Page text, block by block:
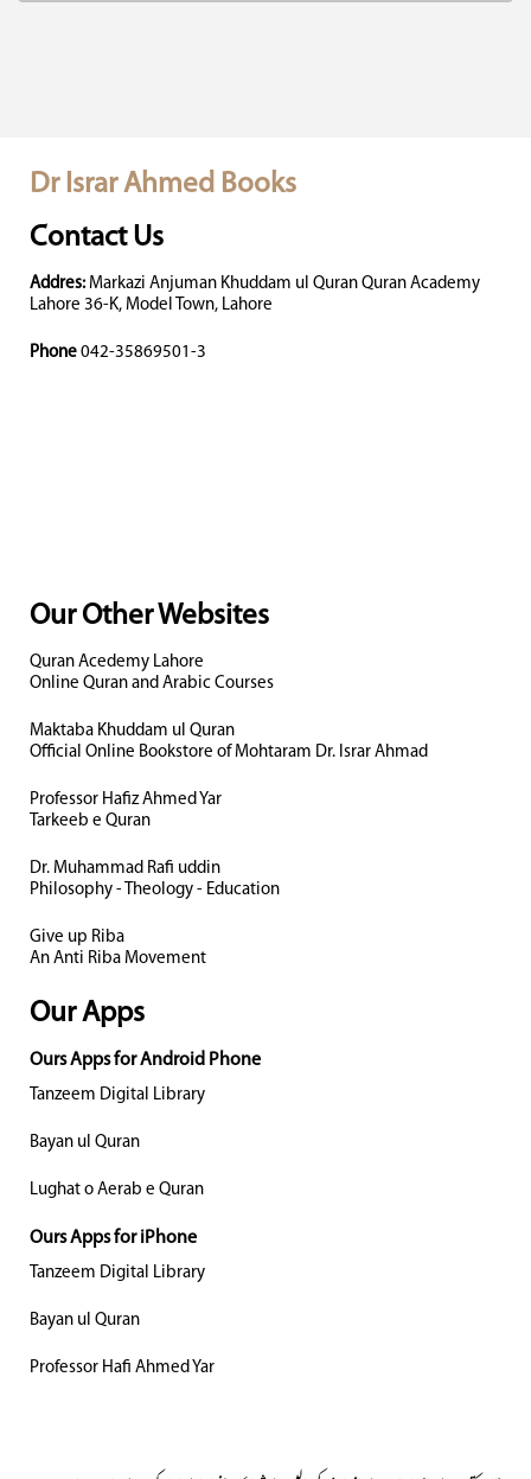
Dr Israr Ahmed Books
Contact Us
Addres: Markazi Anjuman Khuddam ul Quran Quran Academy
Lahore 36-K, Model Town, Lahore
Phone 042-35869501-3
Our Other Websites
Quran Acedemy Lahore
Online Quran and Arabic Courses
Maktaba Khuddam ul Quran
Official Online Bookstore of Mohtaram Dr. Israr Ahmad
Professor Hafiz Ahmed Yar
Tarkeeb e Quran
Dr. Muhammad Rafi uddin
Philosophy - Theology - Education
Give up Riba
An Anti Riba Movement
Our Apps
Ours Apps for Android Phone
Tanzeem Digital Library
Bayan ul Quran
Lughat o Aerab e Quran
Ours Apps for iPhone
Tanzeem Digital Library
Bayan ul Quran
Professor Hafi Ahmed Yar